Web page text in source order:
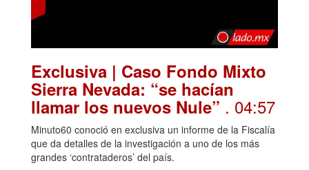
Exclusiva | Caso Fondo Mixto
Sierra Nevada: “se hacían
llamar los nuevos Nule” . 04:57
Minuto60 conoció en exclusiva un informe de la Fiscalía
que da detalles de la investigación a uno de los más
grandes ‘contrataderos’ del país.